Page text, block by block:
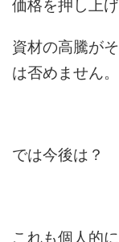
価格を押し上
資材の高騰が
は否めません。
では今後は？
これも個人的